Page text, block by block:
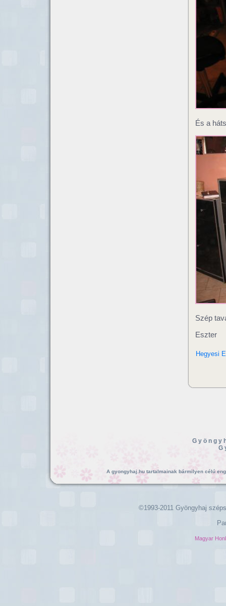
És a
Szép
Eszter
Hegyesi
A gyongyhaj.hu tartalmainak bármilyen célú
©1993-2011 Gyöngyhaj
Magyar